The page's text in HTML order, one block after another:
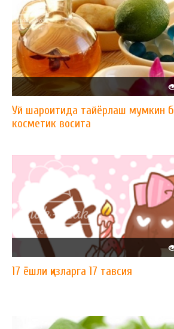
Уй шароитида тайёрлаш мумкин
косметик восита
17 ёшли қизларга 17 тавсия